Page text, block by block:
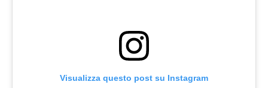
Visualizza questo post su Instagram